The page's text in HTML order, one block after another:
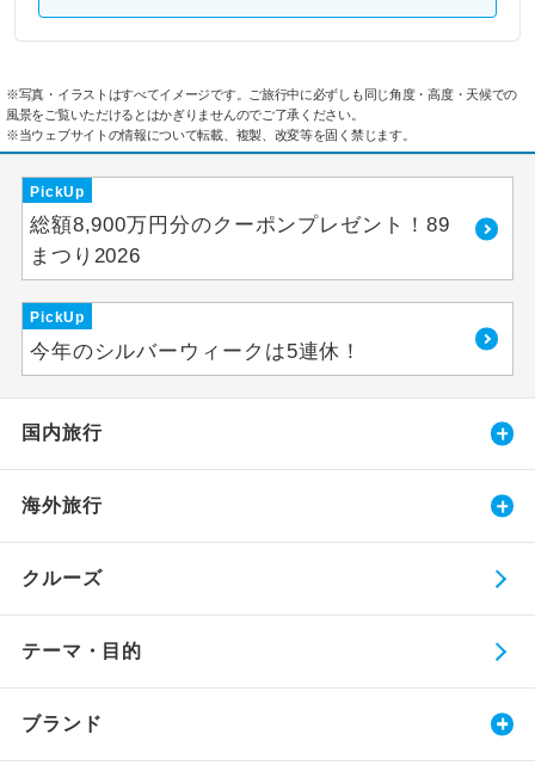
※写真・イラストはすべてイメージです。ご旅行中に必ずしも同じ角度・高度・天候での
風景をご覧いただけるとはかぎりませんのでご了承ください。
※当ウェブサイトの情報について転載、複製、改変等を固く禁じます。
PickUp
総額8,900万円分のクーポンプレゼント！89
まつり2026
PickUp
今年のシルバーウィークは5連休！
国内旅行
海外旅行
クルーズ
テーマ・目的
ブランド